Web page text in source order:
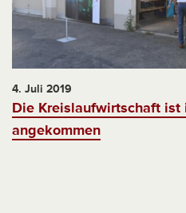
4. Juli 2019
Die Kreislaufwirtschaft ist
angekommen